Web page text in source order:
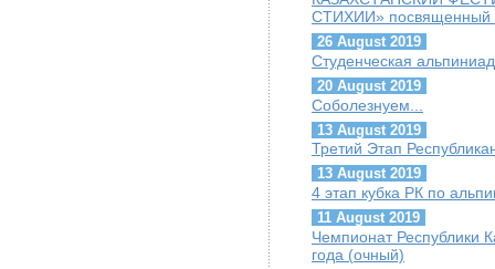
СТИХИИ» посвященный
26 August 2019
Студенческая
20 August 2019
Соболезнуем...
13 August 2019
Третий Этап
13 August 2019
4 этап кубка РК по
11 August 2019
Чемпионат Республики
года (очный)